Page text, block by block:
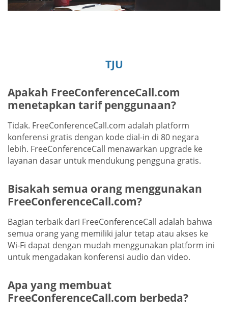
TJU
Apakah FreeConferenceCall.com
menetapkan tarif penggunaan?
Tidak. FreeConferenceCall.com adalah platform
konferensi gratis dengan kode dial-in di 80 negara
lebih. FreeConferenceCall menawarkan upgrade ke
layanan dasar untuk mendukung pengguna gratis.
Bisakah semua orang menggunakan
FreeConferenceCall.com?
Bagian terbaik dari FreeConferenceCall adalah bahwa
semua orang yang memiliki jalur tetap atau akses ke
Wi-Fi dapat dengan mudah menggunakan platform ini
untuk mengadakan konferensi audio dan video.
Apa yang membuat
FreeConferenceCall.com berbeda?